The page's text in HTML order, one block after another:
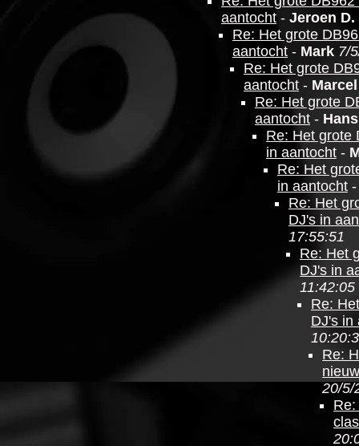
aantocht - Jeroen D.
Re: Het grote
aantocht - Mark 7/
Re: Het grote
aantocht - Marcel
Re: Het grote
aantocht - Hans
Re: Het grote
in aantocht -
Re: Het
in aantocht
Re: Het
DJ's in
17:55:51
Re: Het
DJ's in
11:42:05
Re:
DJ's in
Re:
20/5/